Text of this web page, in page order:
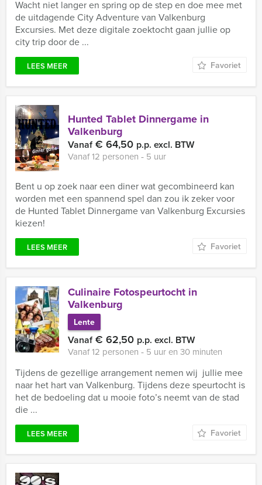
Wacht niet langer en spring op de step en doe mee met
de uitdagende City Adventure van Valkenburg
Excursies. Met deze digitale zoektocht gaan jullie op
city trip door de ...
LEES MEER Favoriet
Hunted Tablet Dinnergame in
Valkenburg
Vanaf€ 64,50 p.p. excl. BTW
Vanaf 12 personen ‐ 5 uur
Bent u op zoek naar een diner wat gecombineerd kan
worden met een spannend spel dan zou ik zeker voor
de Hunted Tablet Dinnergame van Valkenburg Excursies
kiezen!
LEES MEER Favoriet
Culinaire Fotospeurtocht in
Valkenburg
Lente
Vanaf€ 62,50 p.p. excl. BTW
Vanaf 12 personen ‐ 5 uur en 30 minuten
Tijdens de gezellige arrangement nemen wij jullie mee
naar het hart van Valkenburg. Tijdens deze speurtocht is
het de bedoeling dat u mooie foto’s neemt van de stad
die ...
LEES MEER Favoriet